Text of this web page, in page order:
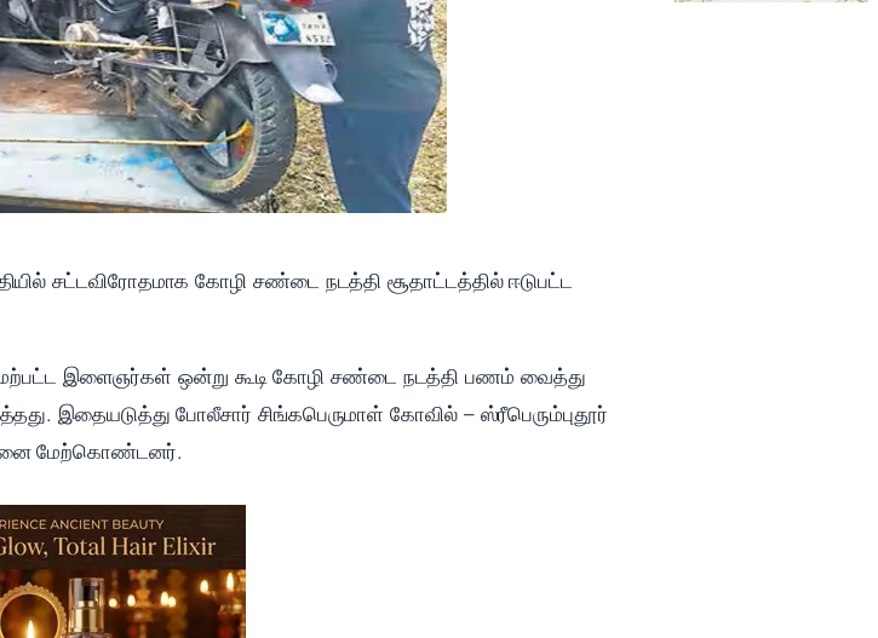
சட்டவிரோதமாக கோழி சண்டை நடத்தி சூதாட்டத்தில் ஈடுபட்ட
மேற்பட்ட இளைஞர்கள் ஒன்று கூடி கோழி சண்டை நடத்தி பணம் வைத்து
இதையடுத்து போலீசார் சிங்கபெருமாள் கோவில் – ஸ்ரீபெரும்புதூர்
மேற்கொண்டனர்.